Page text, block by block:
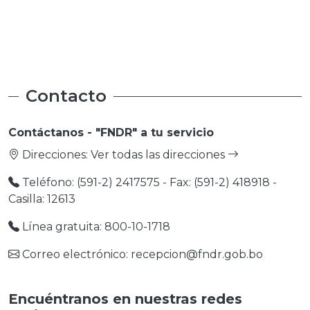
Contacto
Contáctanos - "FNDR" a tu servicio
Direcciones: Ver todas las direcciones
Teléfono: (591-2) 2417575 - Fax: (591-2) 418918 -
Casilla: 12613
Línea gratuita: 800-10-1718
Correo electrónico: recepcion@fndr.gob.bo
Encuéntranos en nuestras redes